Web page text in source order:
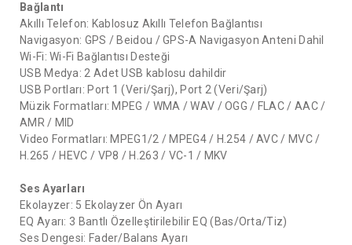
Bağlantı
Akıllı Telefon: Kablosuz Akıllı Telefon Bağlantısı
Navigasyon: GPS / Beidou / GPS-A Navigasyon Anteni Dahil
Wi-Fi: Wi-Fi Bağlantısı Desteği
USB Medya: 2 Adet USB kablosu dahildir
USB Portları: Port 1 (Veri/Şarj), Port 2 (Veri/Şarj)
Müzik Formatları: MPEG / WMA / WAV / OGG / FLAC / AAC /
AMR / MID
Video Formatları: MPEG1/2 / MPEG4 / H.254 / AVC / MVC /
H.265 / HEVC / VP8 / H.263 / VC-1 / MKV
Ses Ayarları
Ekolayzer: 5 Ekolayzer Ön Ayarı
EQ Ayarı: 3 Bantlı Özelleştirilebilir EQ (Bas/Orta/Tiz)
Ses Dengesi: Fader/Balans Ayarı